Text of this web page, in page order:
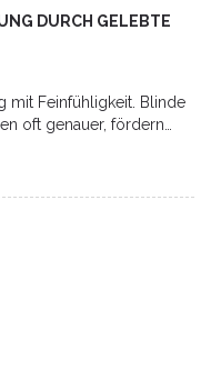
DURCH GELEBTE
mit Feinfühligkeit. Blinde
oft genauer, fördern